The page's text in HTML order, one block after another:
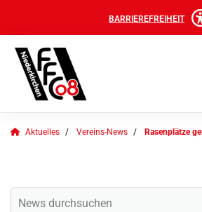
BARRIEREFREIHEIT
Aktuelles Vereins-News Rasenplätze